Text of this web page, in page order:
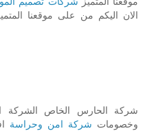
الان اليكم من على موقعنا
شركة الحارس الخاص الشركة
وخصومات شركة امن وحراسة